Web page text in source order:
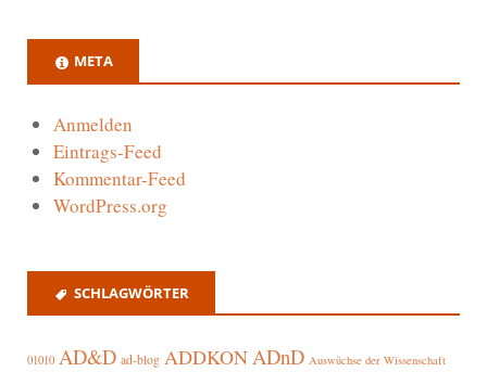
META
Anmelden
Eintrags-Feed
Kommentar-Feed
WordPress.org
SCHLAGWÖRTER
01010 AD&D ad-blog ADDKONADnD Auswüchse der Wissenschaft